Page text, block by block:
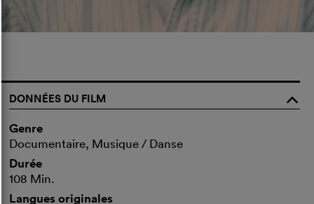
DONNÉES DU FILM
o
Genre
Documentaire, Musique / Danse
Durée
108 Min.
Langues originales